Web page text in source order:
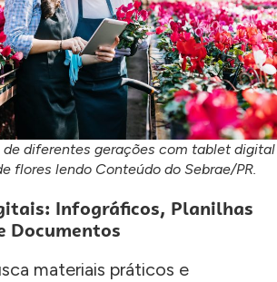
de diferentes gerações com tablet digital
flores lendo Conteúdo do Sebrae/PR.
Infográficos, Planilhas
Documentos
materiais práticos e